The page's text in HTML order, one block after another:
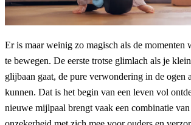
Er is maar weinig zo magisch als de momenten
te bewegen. De eerste trotse glimlach als je
glijbaan gaat, de pure verwondering in de ogen
kunnen. Dat is het begin van een leven vol
nieuwe mijlpaal brengt vaak een combinatie van